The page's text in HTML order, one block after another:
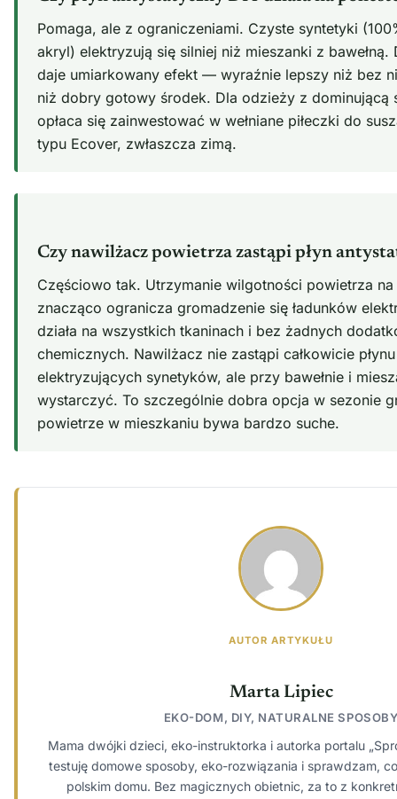
Pomaga, ale z ograniczeniami. Czyste syntetyki
akryl) elektryzują się silniej niż mieszanki z bawełną.
daje umiarkowany efekt — wyraźnie lepszy niż bez
niż dobry gotowy środek. Dla odzieży z dominującą
opłaca się zainwestować w wełniane piłeczki do
typu Ecover, zwłaszcza zimą.
Czy nawilżacz powietrza zastąpi płyn
Częściowo tak. Utrzymanie wilgotności powietrza
znacząco ogranicza gromadzenie się ładunków
działa na wszystkich tkaninach i bez żadnych
chemicznych. Nawilżacz nie zastąpi całkowicie
elektryzujących synetyków, ale przy bawełnie i
wystarczyć. To szczególnie dobra opcja w sezonie
powietrze w mieszkaniu bywa bardzo suche.
AUTOR ARTYKUŁU
Marta Lipiec
EKO-DOM, DIY, NATURALNE
Mama dwójki dzieci, eko-instruktorka i autorka portalu
testuję domowe sposoby, eko-rozwiązania i sprawdzam,
polskim domu. Bez magicznych obietnic, za to z